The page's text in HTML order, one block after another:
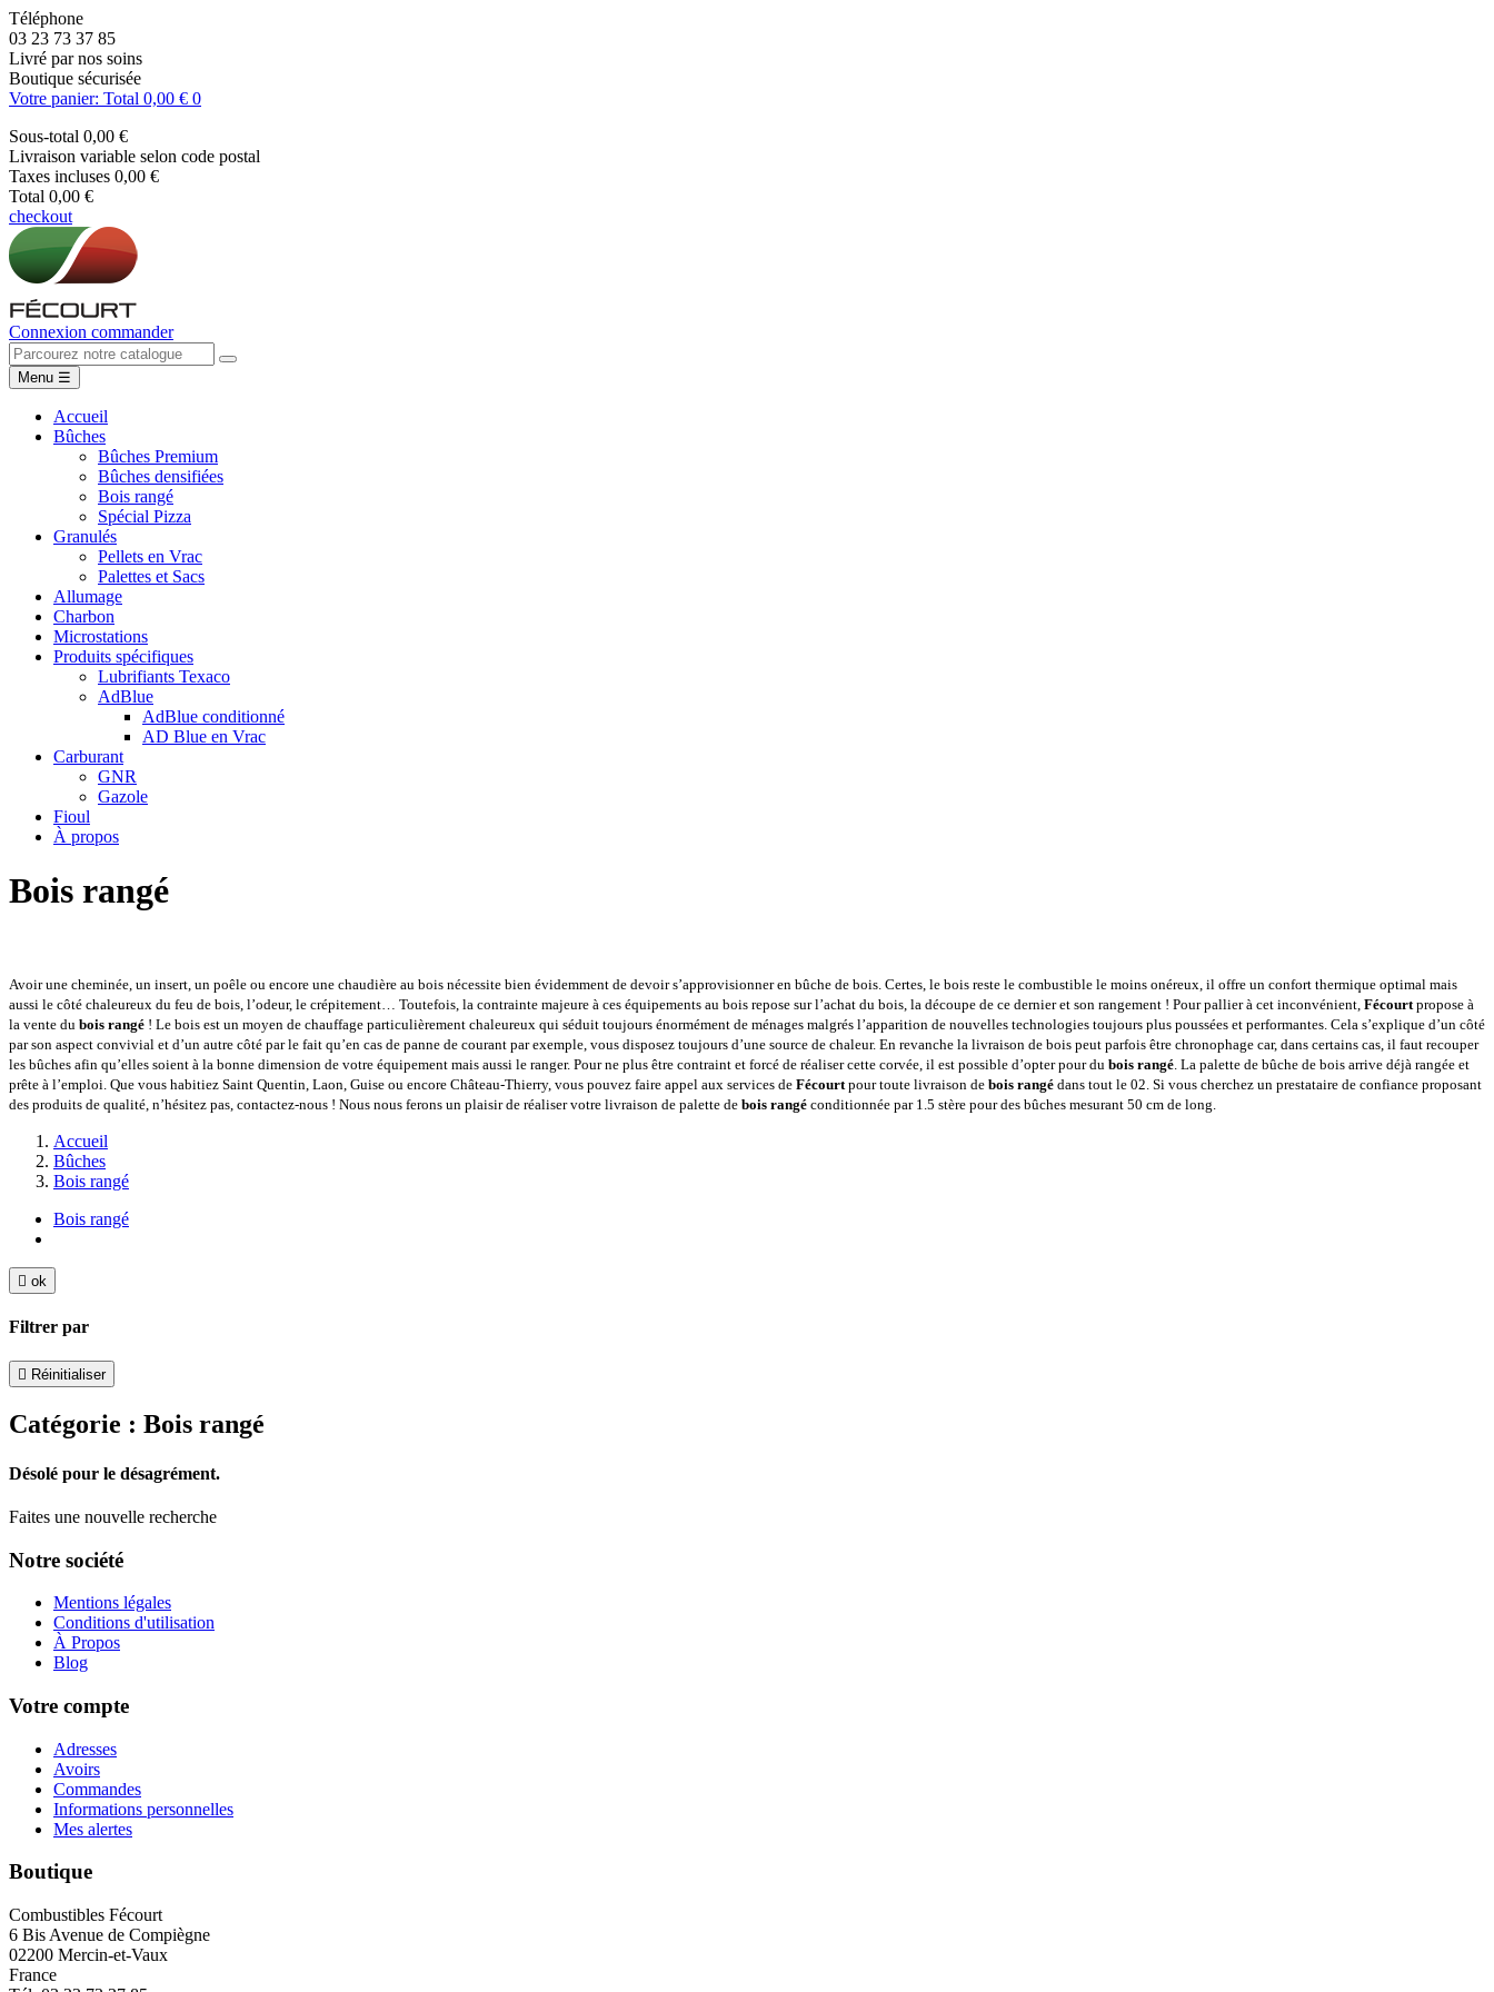
Téléphone
03 23 73 37 85
Livré par nos soins
Boutique sécurisée
Votre panier: Total 0,00 € 0
Sous-total 0,00 €
Livraison variable selon code postal
Taxes incluses 0,00 €
Total 0,00 €
checkout
Connexion commander
Menu ☰
Accueil
Bûches
Bûches Premium
Bûches densifiées
Bois rangé
Spécial Pizza
Granulés
Pellets en Vrac
Palettes et Sacs
Allumage
Charbon
Microstations
Produits spécifiques
Lubrifiants Texaco
AdBlue
AdBlue conditionné
AD Blue en Vrac
Carburant
GNR
Gazole
Fioul
À propos
Bois rangé
Avoir une cheminée, un insert, un poêle ou encore une chaudière au bois nécessite bien évidemment de devoir s’approvisionner en bûche de bois. Certes, le bois reste le combustible le moins onéreux, il offre un confort thermique optimal mais
aussi le côté chaleureux du feu de bois, l’odeur, le crépitement… Toutefois, la contrainte majeure à ces équipements au bois repose sur l’achat du bois, la découpe de ce dernier et son rangement ! Pour pallier à cet inconvénient, Fécourt propose à
la vente du bois rangé ! Le bois est un moyen de chauffage particulièrement chaleureux qui séduit toujours énormément de ménages malgrés l’apparition de nouvelles technologies toujours plus poussées et performantes. Cela s’explique d’un côté
par son aspect convivial et d’un autre côté par le fait qu’en cas de panne de courant par exemple, vous disposez toujours d’une source de chaleur. En revanche la livraison de bois peut parfois être chronophage car, dans certains cas, il faut recouper
les bûches afin qu’elles soient à la bonne dimension de votre équipement mais aussi le ranger. Pour ne plus être contraint et forcé de réaliser cette corvée, il est possible d’opter pour du bois rangé . La palette de bûche de bois arrive déjà rangée et
prête à l’emploi. Que vous habitiez Saint Quentin, Laon, Guise ou encore Château-Thierry, vous pouvez faire appel aux services de Fécourt pour toute livraison de bois rangé dans tout le 02. Si vous cherchez un prestataire de confiance proposant
des produits de qualité, n’hésitez pas, contactez-nous ! Nous nous ferons un plaisir de réaliser votre livraison de palette de bois rangé conditionnée par 1.5 stère pour des bûches mesurant 50 cm de long.
Accueil
Bûches
Bois rangé
Bois rangé
 ok
Filtrer par
 Réinitialiser
Catégorie : Bois rangé
Désolé pour le désagrément.
Faites une nouvelle recherche
Notre société
Mentions légales
Conditions d'utilisation
À Propos
Blog
Votre compte
Adresses
Avoirs
Commandes
Informations personnelles
Mes alertes
Boutique
Combustibles Fécourt
6 Bis Avenue de Compiègne
02200 Mercin-et-Vaux
France